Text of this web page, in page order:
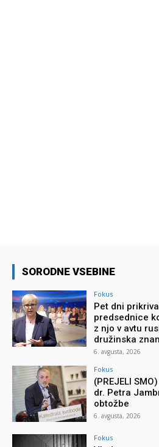
SORODNE VSEBINE
Fokus
Pet dni
predsednice
z njo v avtu
družinska
6. avgusta, 2026
Fokus
(PREJELI
dr. Petra
obtožbe
6. avgusta, 2026
Fokus